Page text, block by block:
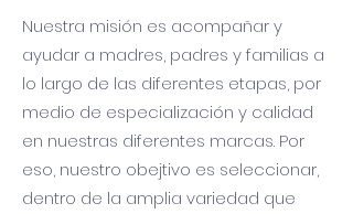
Nuestra misión es acompañar y
ayudar a madres, padres y familias a
lo largo de las diferentes etapas, por
medio de especialización y calidad
en nuestras diferentes marcas. Por
eso, nuestro obejtivo es seleccionar,
dentro de la amplia variedad que